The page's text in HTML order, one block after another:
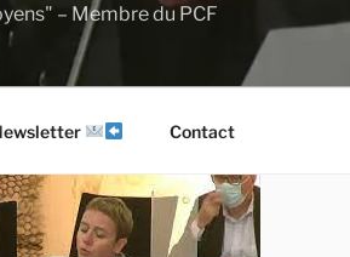
– Membre du PCF
Contact